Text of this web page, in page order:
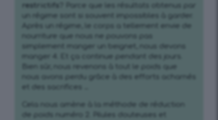
restrictifs
? Parce que les résultats obtenus par
un régime sont si souvent impossibles à garder.
Après un régime, le corps a tellement envie de
nourriture que nous ne pouvons pas
simplement manger un beignet, nous devons
manger 4. Et ça continue pendant des jours.
Bien sûr, nous revenons à tout le poids que
nous avons perdu grâce à des efforts acharnés
et des sacrifices …
Cela nous amène à la méthode de réduction
de poids numéro 2. Pilules douteuses et